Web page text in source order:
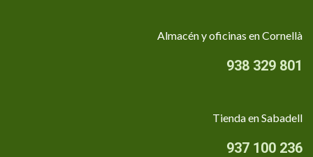
Almacén y oficinas en Cornellà
938 329 801
Tienda en Sabadell
937 100 236